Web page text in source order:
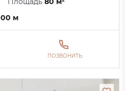
м
ПОЗВОНИТЬ